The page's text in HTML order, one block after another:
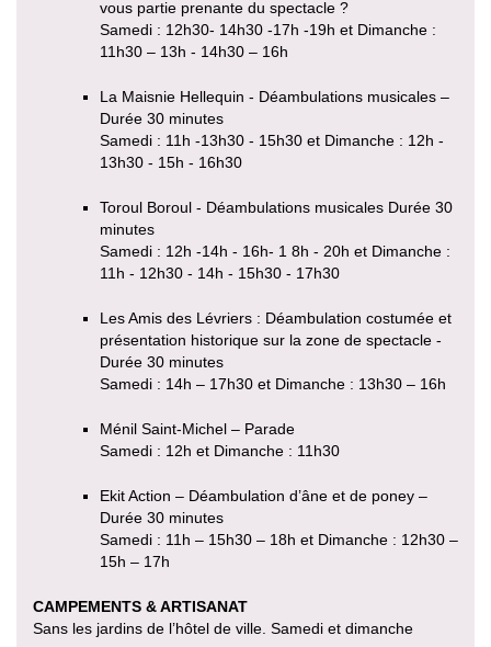
vous partie prenante du spectacle ?
Samedi : 12h30- 14h30 -17h -19h et Dimanche :
11h30 – 13h - 14h30 – 16h
La Maisnie Hellequin - Déambulations musicales –
Durée 30 minutes
Samedi : 11h -13h30 - 15h30 et Dimanche : 12h -
13h30 - 15h - 16h30
Toroul Boroul - Déambulations musicales Durée 30
minutes
Samedi : 12h -14h - 16h- 1 8h - 20h et Dimanche :
11h - 12h30 - 14h - 15h30 - 17h30
Les Amis des Lévriers : Déambulation costumée et
présentation historique sur la zone de spectacle -
Durée 30 minutes
Samedi : 14h – 17h30 et Dimanche : 13h30 – 16h
Ménil Saint-Michel – Parade
Samedi : 12h et Dimanche : 11h30
Ekit Action – Déambulation d’âne et de poney –
Durée 30 minutes
Samedi : 11h – 15h30 – 18h et Dimanche : 12h30 –
15h – 17h
CAMPEMENTS & ARTISANAT
Sans les jardins de l’hôtel de ville. Samedi et dimanche